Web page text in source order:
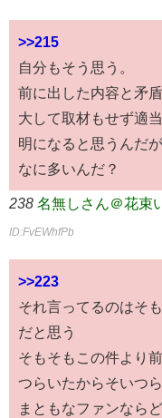
>>215
自分もそう思う。
前に出した内容と矛
大して取材もせず適
明になると思うんだ
なに多いんだ？
238 名無しさん＠花束
ID:FvEWhfPb
>>223
それ言ってるのはそ
だと思う
そもそもこの件より
つらいたからそいつ
まともなファンなら